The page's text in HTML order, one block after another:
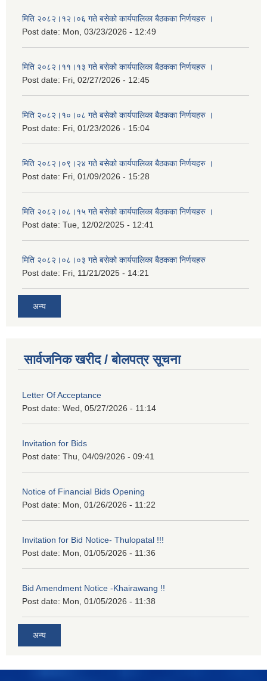
मिति २०८२।१२।०६ गते बसेको कार्यपालिका बैठकका निर्णयहरु ।
Post date: Mon, 03/23/2026 - 12:49
मिति २०८२।११।१३ गते बसेको कार्यपालिका बैठकका निर्णयहरु ।
Post date: Fri, 02/27/2026 - 12:45
मिति २०८२।१०।०८ गते बसेको कार्यपालिका बैठकका निर्णयहरु ।
Post date: Fri, 01/23/2026 - 15:04
मिति २०८२।०९।२४ गते बसेको कार्यपालिका बैठकका निर्णयहरु ।
Post date: Fri, 01/09/2026 - 15:28
मिति २०८२।०८।१५ गते बसेको कार्यपालिका बैठकका निर्णयहरु ।
Post date: Tue, 12/02/2025 - 12:41
मिति २०८२।०८।०३ गते बसेको कार्यपालिका बैठकका निर्णयहरु
Post date: Fri, 11/21/2025 - 14:21
अन्य
सार्वजनिक खरीद / बोलपत्र सूचना
Letter Of Acceptance
Post date: Wed, 05/27/2026 - 11:14
Invitation for Bids
Post date: Thu, 04/09/2026 - 09:41
Notice of Financial Bids Opening
Post date: Mon, 01/26/2026 - 11:22
Invitation for Bid Notice- Thulopatal !!!
Post date: Mon, 01/05/2026 - 11:36
Bid Amendment Notice -Khairawang !!
Post date: Mon, 01/05/2026 - 11:38
अन्य